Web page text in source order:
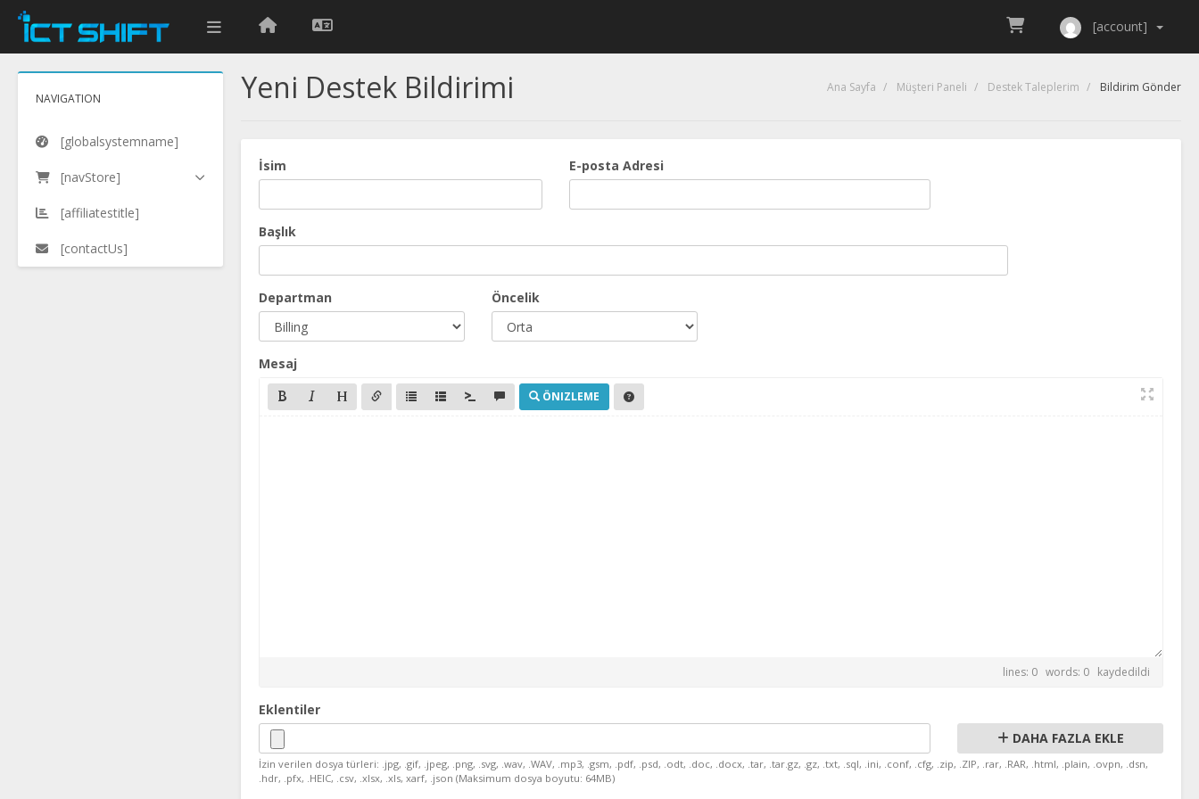
[account]
NAVIGATION
[globalsystemname]
[navStore]
[affiliatestitle]
[contactUs]
Yeni Destek Bildirimi Ana Sayfa Müşteri Paneli Destek Taleplerim Bildirim Gönder
İsim E-posta Adresi
Başlık
Departman Öncelik
Mesaj
ÖNIZLEME
lines: 0 words: 0 kaydedildi
Eklentiler
DAHA FAZLA EKLE
İzin verilen dosya türleri: .jpg, .gif, .jpeg, .png, .svg, .wav, .WAV, .mp3, .gsm, .pdf, .psd, .odt, .doc, .docx, .tar, .tar.gz, .gz, .txt, .sql, .ini, .conf, .cfg, .zip, .ZIP, .rar, .RAR, .html, .plain, .ovpn, .dsn,
.hdr, .pfx, .HEIC, .csv, .xlsx, .xls, xarf, .json (Maksimum dosya boyutu: 64MB)